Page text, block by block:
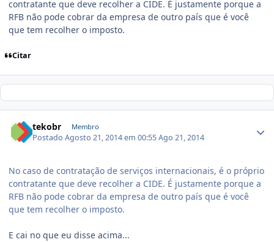
contratante que deve recolher a CIDE. É justamente porque a
RFB não pode cobrar da empresa de outro país que é você
que tem recolher o imposto.
Citar
tekobr Membro
PostadoAgosto 21, 2014 em 00:55Ago 21, 2014
No caso de contratação de serviços internacionais, é o próprio
contratante que deve recolher a CIDE. É justamente porque a
RFB não pode cobrar da empresa de outro país que é você
que tem recolher o imposto.
E cai no que eu disse acima...